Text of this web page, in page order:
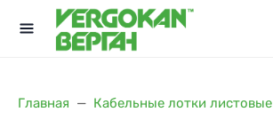
Главная Кабельные лотки листовые